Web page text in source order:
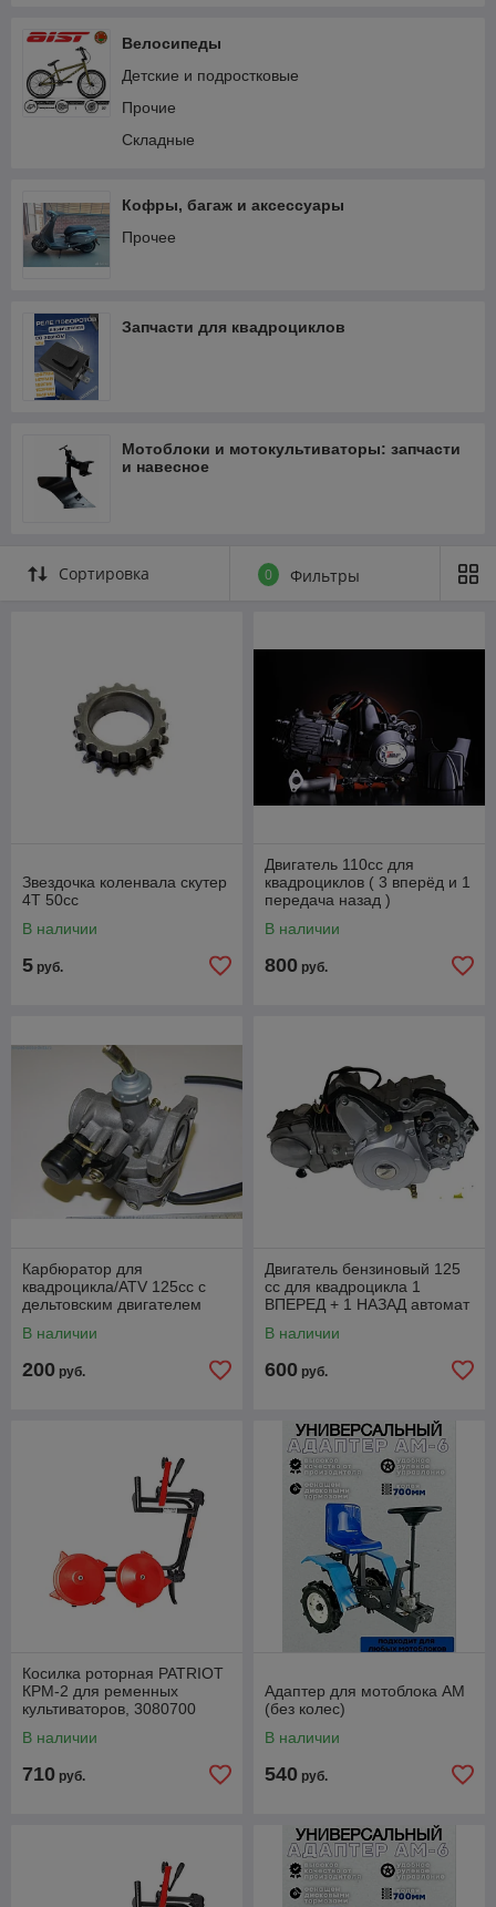
Велосипеды
Детские и подростковые
Прочие
Складные
Кофры, багаж и аксессуары
Прочее
Запчасти для квадроциклов
Мотоблоки и мотокультиваторы: запчасти
и навесное
Сортировка 0 Фильтры
Звездочка коленвала скутер
4Т 50сс
В наличии
5 руб.
Двигатель 110cc для
квадроциклов ( 3 вперёд и 1
передача назад )
В наличии
800 руб.
Карбюратор для
квадроцикла/ATV 125cc с
дельтовским двигателем
В наличии
200 руб.
Двигатель бензиновый 125
сс для квадроцикла 1
ВПЕРЕД + 1 НАЗАД автомат
В наличии
600 руб.
Косилка роторная PATRIOT
КРМ-2 для ременных
культиваторов, 3080700
В наличии
710 руб.
Адаптер для мотоблока АМ
(без колес)
В наличии
540 руб.